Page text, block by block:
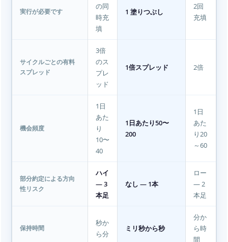
実行が必要です
の同
時充
填
1 塗りつぶし
2回
充填
サイクルごとの有料
スプレッド
3倍
のス
プレ
ッド
1倍スプレッド 2倍
機会頻度
1日
あた
り
10〜
40
1日あたり50〜
200
1日
あた
り20
～60
部分約定による方向
性リスク
ハイ
— 3
本足
なし — 1本
ロー
— 2
本足
保持時間
秒か
ら分
ミリ秒から秒
分か
ら時
間